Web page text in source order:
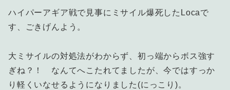
ハイパーアギア戦で見事にミサイル爆死したLocaで
す、ごきげんよう。
大ミサイルの対処法がわからず、初っ端からボス強す
ぎね？！ なんてへこたれてましたが、今ではすっか
り軽くいなせるようになりました(にっこり)。